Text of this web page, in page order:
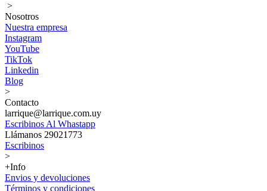
>
Nosotros
Nuestra empresa
Instagram
YouTube
TikTok
Linkedin
Blog
>
Contacto
larrique@larrique.com.uy
Escribinos Al Whastapp
Llámanos 29021773
Escribinos
>
+Info
Envios y devoluciones
Términos y condiciones